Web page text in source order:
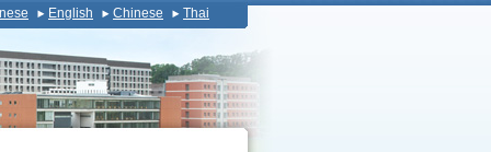
English Chinese Thai